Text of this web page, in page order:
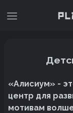
«Алисиум» -
центр для
мотивам